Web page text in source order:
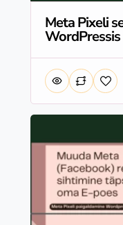
Meta Pixeli
WordPressis